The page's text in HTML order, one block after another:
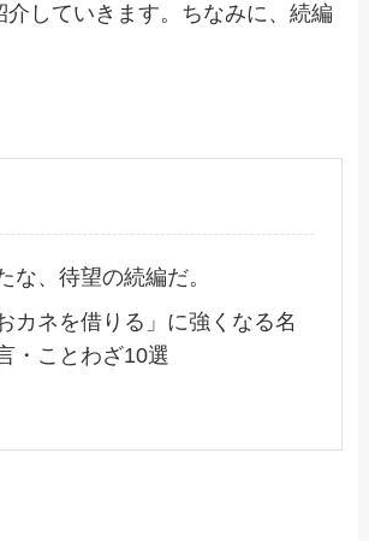
介していきます。ちなみに、続編
な、待望の続編だ。
カネを借りる」に強くなる名
・ことわざ10選